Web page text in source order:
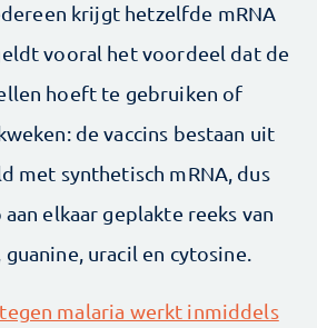
krijgt hetzelfde mRNA
vooral het voordeel dat de
hoeft te gebruiken of
de vaccins bestaan uit
met synthetisch mRNA, dus
elkaar geplakte reeks van
guanine, uracil en cytosine.
tegen malaria werkt inmiddels